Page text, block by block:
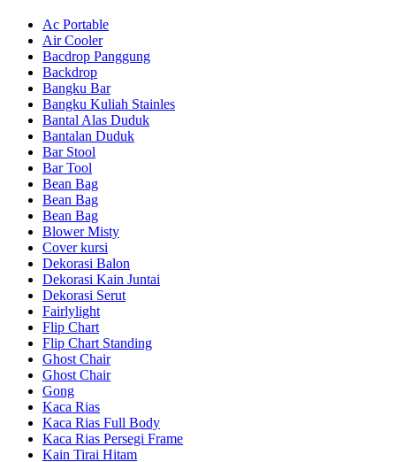
Ac Portable
Air Cooler
Bacdrop Panggung
Backdrop
Bangku Bar
Bangku Kuliah Stainles
Bantal Alas Duduk
Bantalan Duduk
Bar Stool
Bar Tool
Bean Bag
Bean Bag
Bean Bag
Blower Misty
Cover kursi
Dekorasi Balon
Dekorasi Kain Juntai
Dekorasi Serut
Fairlylight
Flip Chart
Flip Chart Standing
Ghost Chair
Ghost Chair
Gong
Kaca Rias
Kaca Rias Full Body
Kaca Rias Persegi Frame
Kain Tirai Hitam